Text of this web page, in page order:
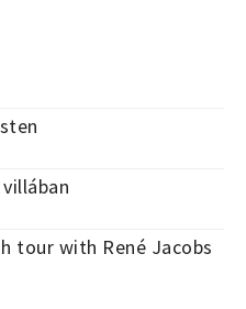
tour with René Jacobs